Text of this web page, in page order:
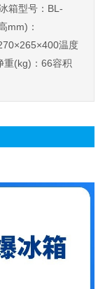
箱型号：BL-
mm)：
温度
(kg)：66容积